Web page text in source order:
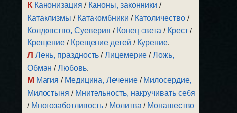
К Канонизация / Каноны, законники /
Катаклизмы / Катакомбники / Католичество /
Колдовство, Суеверия / Конец света / Крест /
Крещение / Крещение детей / Курение.
Л Лень, праздность /Лицемерие /Ложь,
Обман /Любовь.
М Магия / Медицина, Лечение / Милосердие,
Милостыня / Мнительность, накручивать себя
/ Многозаботливость / Молитва / Монашество